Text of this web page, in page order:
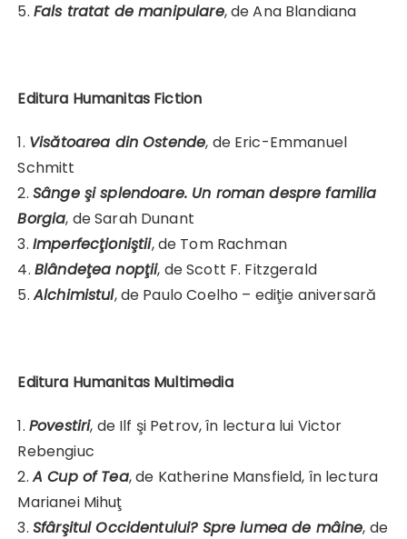
5. Fals tratat de manipulare, de Ana Blandiana
Editura Humanitas Fiction
1. Visătoarea din Ostende, de Eric-Emmanuel
Schmitt
2. Sânge şi splendoare. Un roman despre familia
Borgia, de Sarah Dunant
3. Imperfecţioniştii, de Tom Rachman
4. Blândeţea nopţii, de Scott F. Fitzgerald
5.Alchimistul, de Paulo Coelho – ediţie aniversară
Editura Humanitas Multimedia
1. Povestiri, de Ilf şi Petrov, în lectura lui Victor
Rebengiuc
2.A Cup of Tea, de Katherine Mansfield, în lectura
Marianei Mihuţ
3. Sfârşitul Occidentului? Spre lumea de mâine, de